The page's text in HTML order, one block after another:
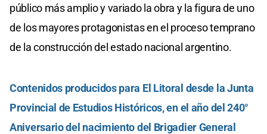
público más amplio y variado la obra y la figura de uno
de los mayores protagonistas en el proceso temprano
de la construcción del estado nacional argentino.
Contenidos producidos para El Litoral desde la Junta
Provincial de Estudios Históricos, en el año del 240°
Aniversario del nacimiento del Brigadier General